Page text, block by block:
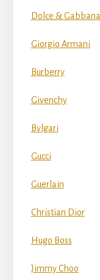
Dolce & Gabbana
Giorgio Armani
Burberry
Givenchy
Bvlgari
Gucci
Guerlain
Christian Dior
Hugo Boss
Jimmy Choo